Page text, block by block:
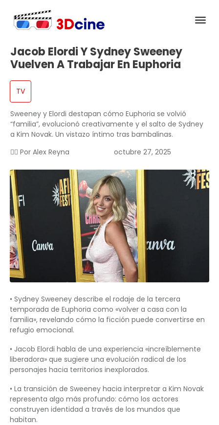
Jacob Elordi Y Sydney Sweeney
Vuelven A Trabajar En Euphoria
TV
Sweeney y Elordi destapan cómo Euphoria se volvió
“familia”, evolucionó creativamente y el salto de Sydney
a Kim Novak. Un vistazo íntimo tras bambalinas.
✍🏻 Por Alex Reyna octubre 27, 2025
• Sydney Sweeney describe el rodaje de la tercera
temporada de Euphoria como «volver a casa con la
familia», revelando cómo la ficción puede convertirse en
refugio emocional.
• Jacob Elordi habla de una experiencia «increíblemente
liberadora» que sugiere una evolución radical de los
personajes hacia territorios inexplorados.
• La transición de Sweeney hacia interpretar a Kim Novak
representa algo más profundo: cómo los actores
construyen identidad a través de los mundos que
habitan.